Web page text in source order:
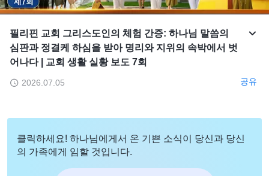
필리핀 교회 그리스도인의 체험 간증: 하나님 말씀의
심판과 정결케 하심을 받아 명리와 지위의 속박에서 벗
어나다 | 교회 생활 실황 보도 7회
2026.07.05 공유
클릭하세요! 하나님에게서 온 기쁜 소식이 당신과 당신
의 가족에게 임할 것입니다.